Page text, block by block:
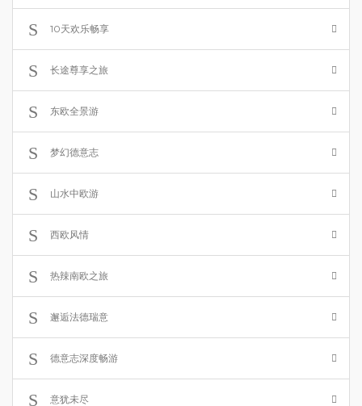
10天欢乐畅享
长途尊享之旅
东欧全景游
梦幻德意志
山水中欧游
西欧风情
热辣南欧之旅
邂逅法德瑞意
德意志深度畅游
意犹未尽